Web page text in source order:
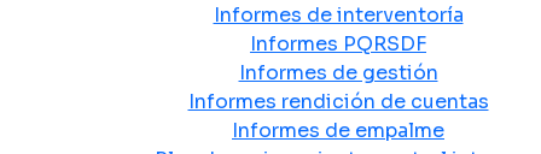
Informes de interventoría
Informes PQRSDF
Informes de gestión
Informes rendición de cuentas
Informes de empalme